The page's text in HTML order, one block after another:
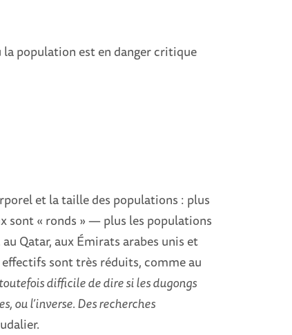
population est en danger critique
et la taille des populations : plus
sont « ronds » — plus les populations
Qatar, aux Émirats arabes unis et
effectifs sont très réduits, comme au
difficile de dire si les dugongs
ou l’inverse. Des recherches